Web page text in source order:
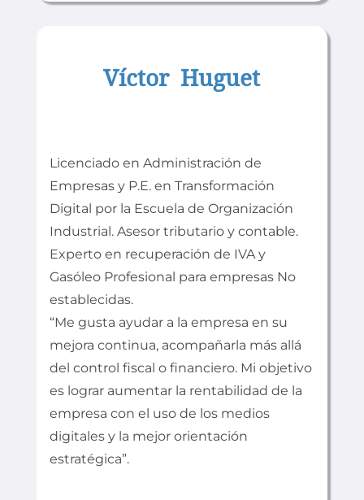
Víctor Huguet
Licenciado en Administración de
Empresas y P.E. en Transformación
Digital por la Escuela de Organización
Industrial. Asesor tributario y contable.
Experto en recuperación de IVA y
Gasóleo Profesional para empresas No
establecidas.
“Me gusta ayudar a la empresa en su
mejora continua, acompañarla más allá
del control fiscal o financiero. Mi objetivo
es lograr aumentar la rentabilidad de la
empresa con el uso de los medios
digitales y la mejor orientación
estratégica”.